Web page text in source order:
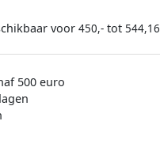
voor 450,- tot 544,16
500 euro